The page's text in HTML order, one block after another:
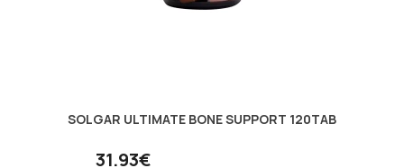
SOLGAR ULTIMATE BONE SUPPORT 120TAB
31.93€